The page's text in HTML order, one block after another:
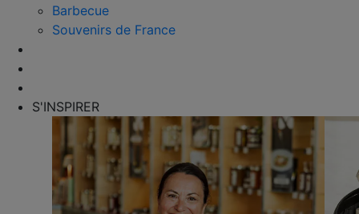
Barbecue
Souvenirs de France
S'INSPIRER